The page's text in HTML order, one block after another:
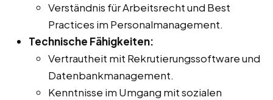
Verständnis für Arbeitsrecht und Best
Practices im Personalmanagement.
Technische Fähigkeiten:
Vertrautheit mit Rekrutierungssoftware und
Datenbankmanagement.
Kenntnisse im Umgang mit sozialen